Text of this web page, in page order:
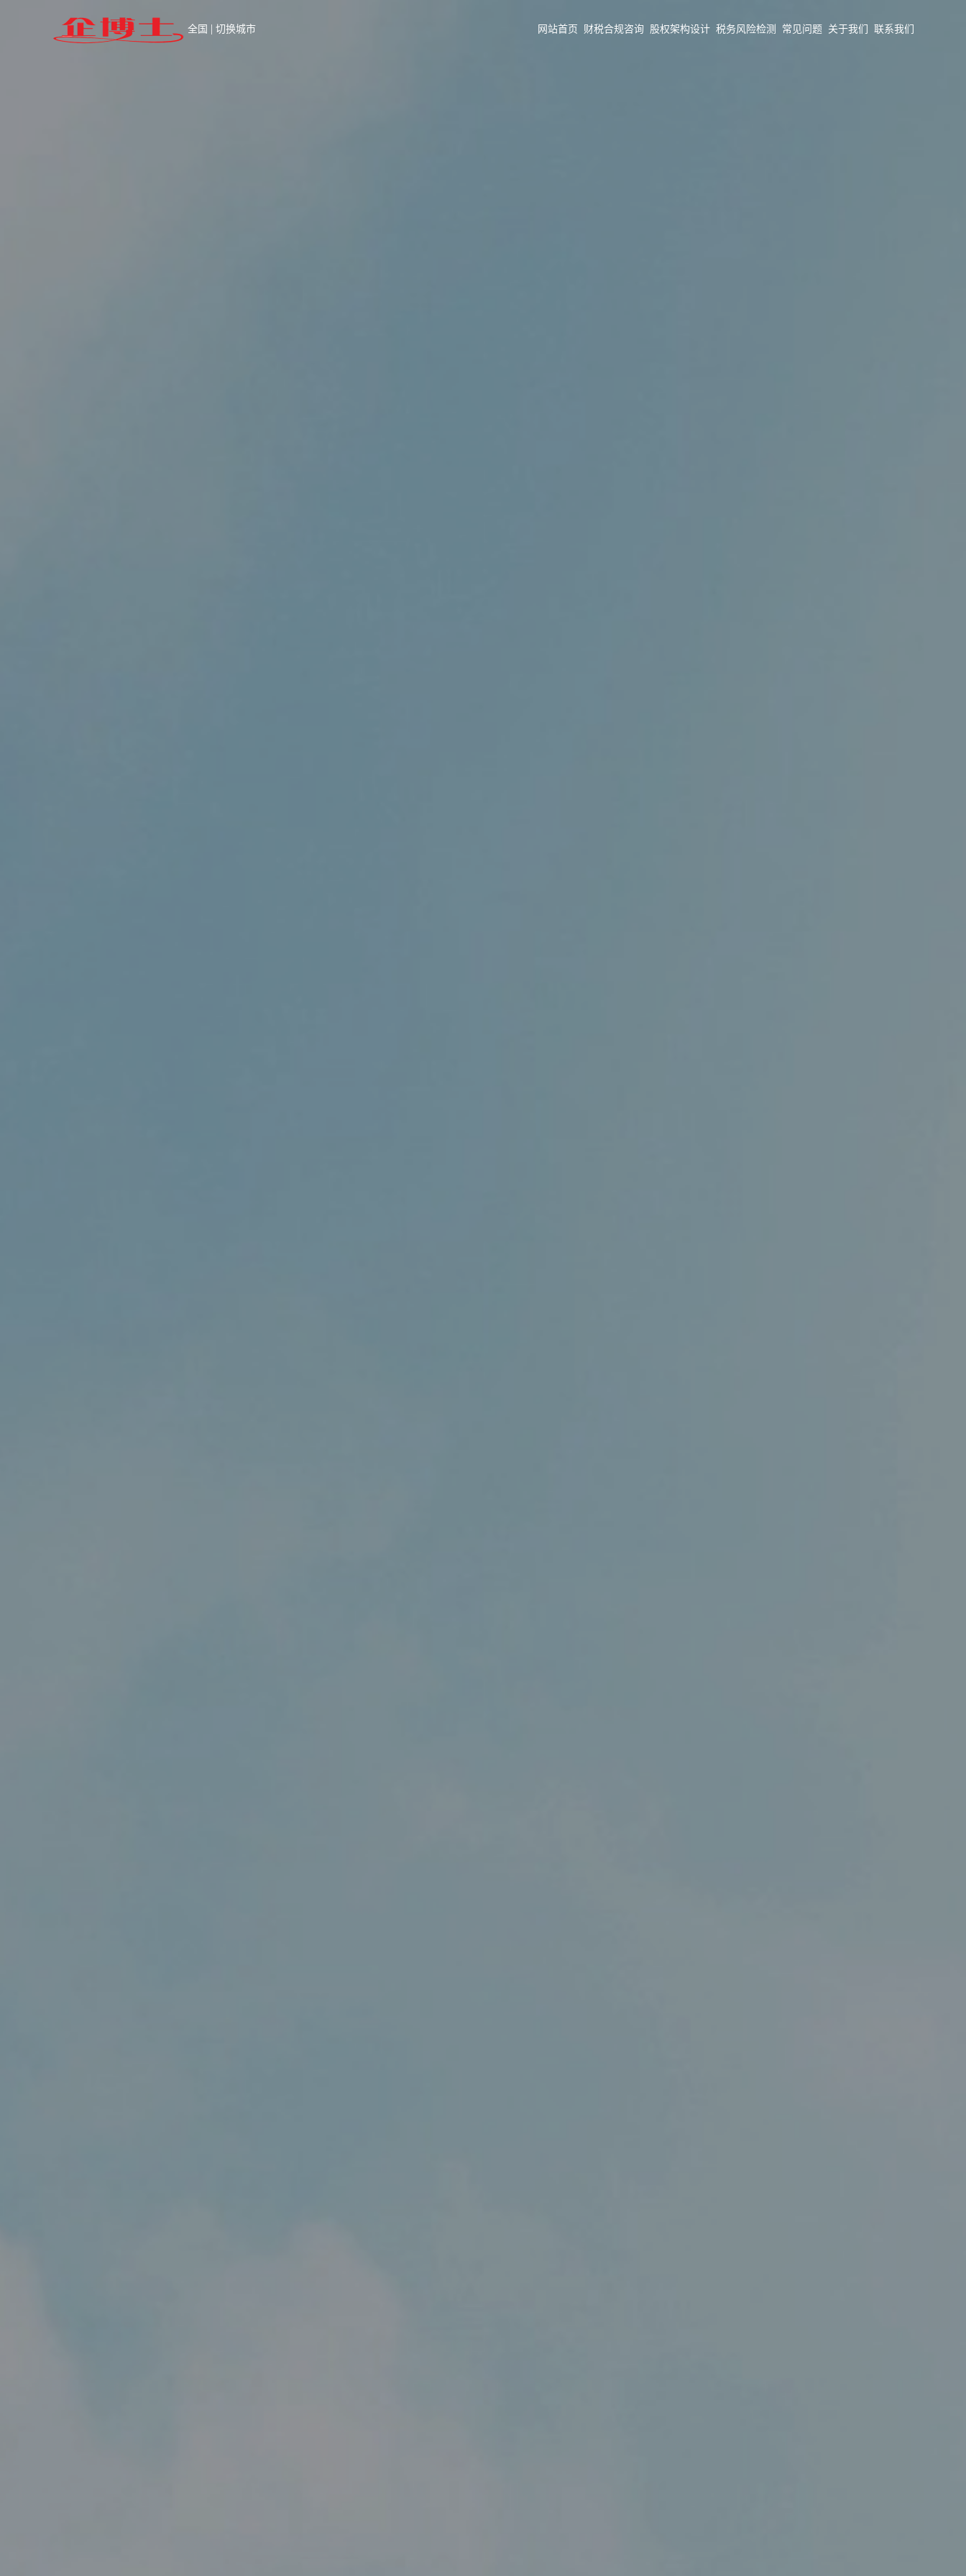
全国 | 切换城市 网站首页 财税合规咨询 股权架构设计 税务风险检测 常见问题 关于我们 联系我们